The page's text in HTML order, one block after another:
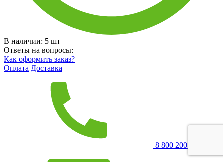
В наличии: 5 шт
Ответы на вопросы:
Как оформить заказ?
Оплата Доставка
8 800 200 20 62